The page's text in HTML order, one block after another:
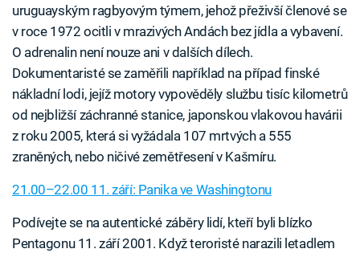
uruguayským ragbyovým týmem, jehož přeživší členové se
v roce 1972 ocitli v mrazivých Andách bez jídla a vybavení.
O adrenalin není nouze ani v dalších dílech.
Dokumentaristé se zaměřili například na případ finské
nákladní lodi, jejíž motory vypověděly službu tisíc kilometrů
od nejbližší záchranné stanice, japonskou vlakovou havárii
z roku 2005, která si vyžádala 107 mrtvých a 555
zraněných, nebo ničivé zemětřesení v Kašmíru.
21.00–22.00 11. září: Panika ve Washingtonu
Podívejte se na autentické záběry lidí, kteří byli blízko
Pentagonu 11. září 2001. Když teroristé narazili letadlem